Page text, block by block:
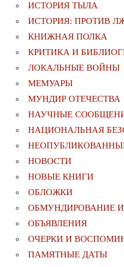
ИСТОРИЯ ТЫЛА
ИСТОРИЯ: ПРОТИВ
КНИЖНАЯ ПОЛКА
КРИТИКА И
ЛОКАЛЬНЫЕ ВОЙНЫ
МЕМУАРЫ
МУНДИР ОТЕЧЕСТВА
НАУЧНЫЕ
НАЦИОНАЛЬНАЯ
НОВОСТИ
НОВЫЕ КНИГИ
ОБЛОЖКИ
ОБМУНДИРОВАНИЕ
ОБЪЯВЛЕНИЯ
ОЧЕРКИ И
ПАМЯТНЫЕ ДАТЫ